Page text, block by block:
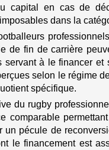
capital en cas de
dans la
de fin de carrière
servant à le financer et
selon le régime
spécifique.
du rugby
comparable
un pécule de
le financement est